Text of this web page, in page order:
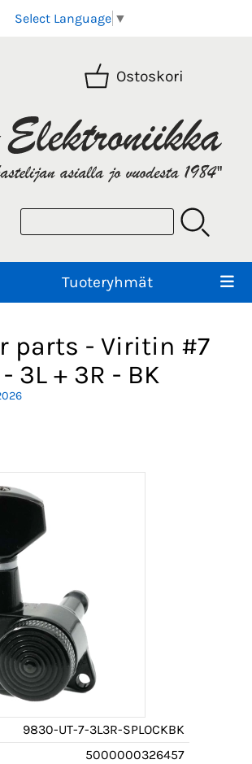
Select Language ▼
Ostoskori
Tuoteryhmät
parts - Viritin #7
- 3L + 3R - BK
9830-UT-7-3L3R-SPLOCKBK
5000000326457